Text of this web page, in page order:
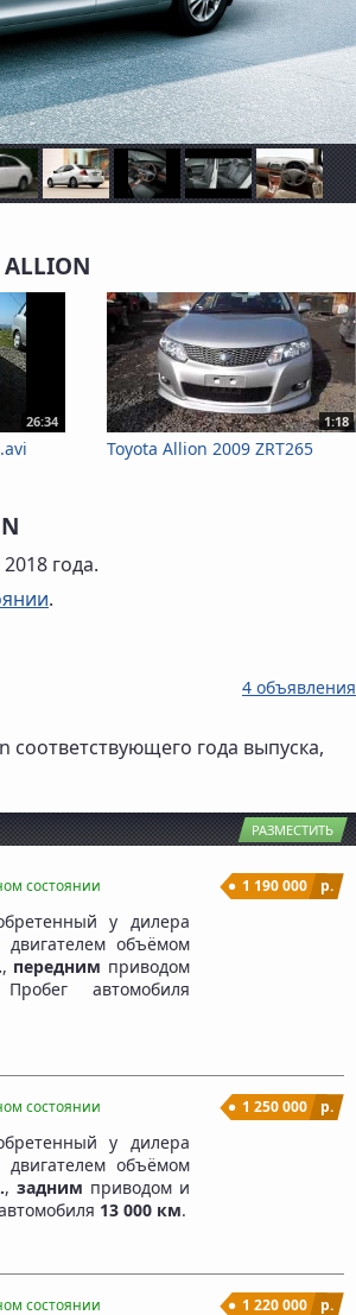
26:34 1:18
Toyota Allion 2009 ZRT265
года.
.
4 объявления
года выпуска,
РАЗМЕСТИТЬ
1 190 000 р.
состоянии
у дилера
двигателем объёмом
, передним приводом
автомобиля
1 250 000 р.
состоянии
у дилера
двигателем объёмом
, задним приводом и
13 000 км.
1 220 000 р.
состоянии